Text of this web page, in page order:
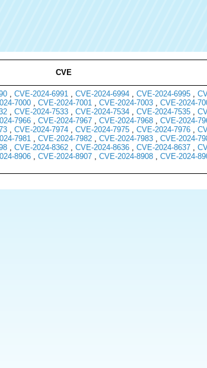
CVE
, CVE-2024-6991, CVE-2024-6994, CVE-2024-6995,
7000, CVE-2024-7001, CVE-2024-7003, CVE-2024-
, CVE-2024-7533, CVE-2024-7534, CVE-2024-7535,
7966, CVE-2024-7967, CVE-2024-7968, CVE-2024-
, CVE-2024-7974, CVE-2024-7975, CVE-2024-7976,
7981, CVE-2024-7982, CVE-2024-7983, CVE-2024-
, CVE-2024-8362, CVE-2024-8636, CVE-2024-8637,
8906, CVE-2024-8907, CVE-2024-8908, CVE-2024-